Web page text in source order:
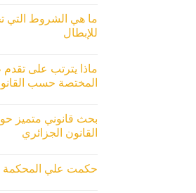
ما هي الشروط التي
للإبطال
ماذا يترتب على
المختصة حسب
بحث قانوني متميز
القانون الجزائري
حكمت علي المحكمة